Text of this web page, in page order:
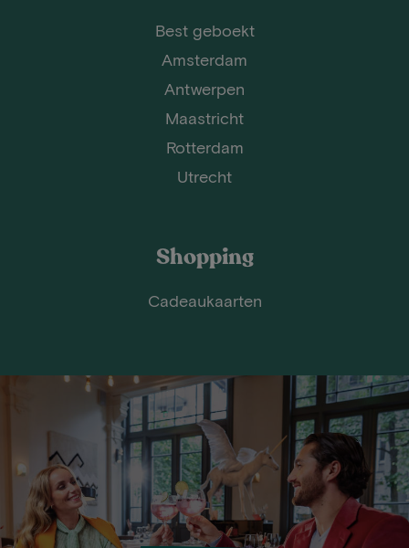
Best geboekt
Amsterdam
Antwerpen
Maastricht
Rotterdam
Utrecht
Shopping
Cadeaukaarten